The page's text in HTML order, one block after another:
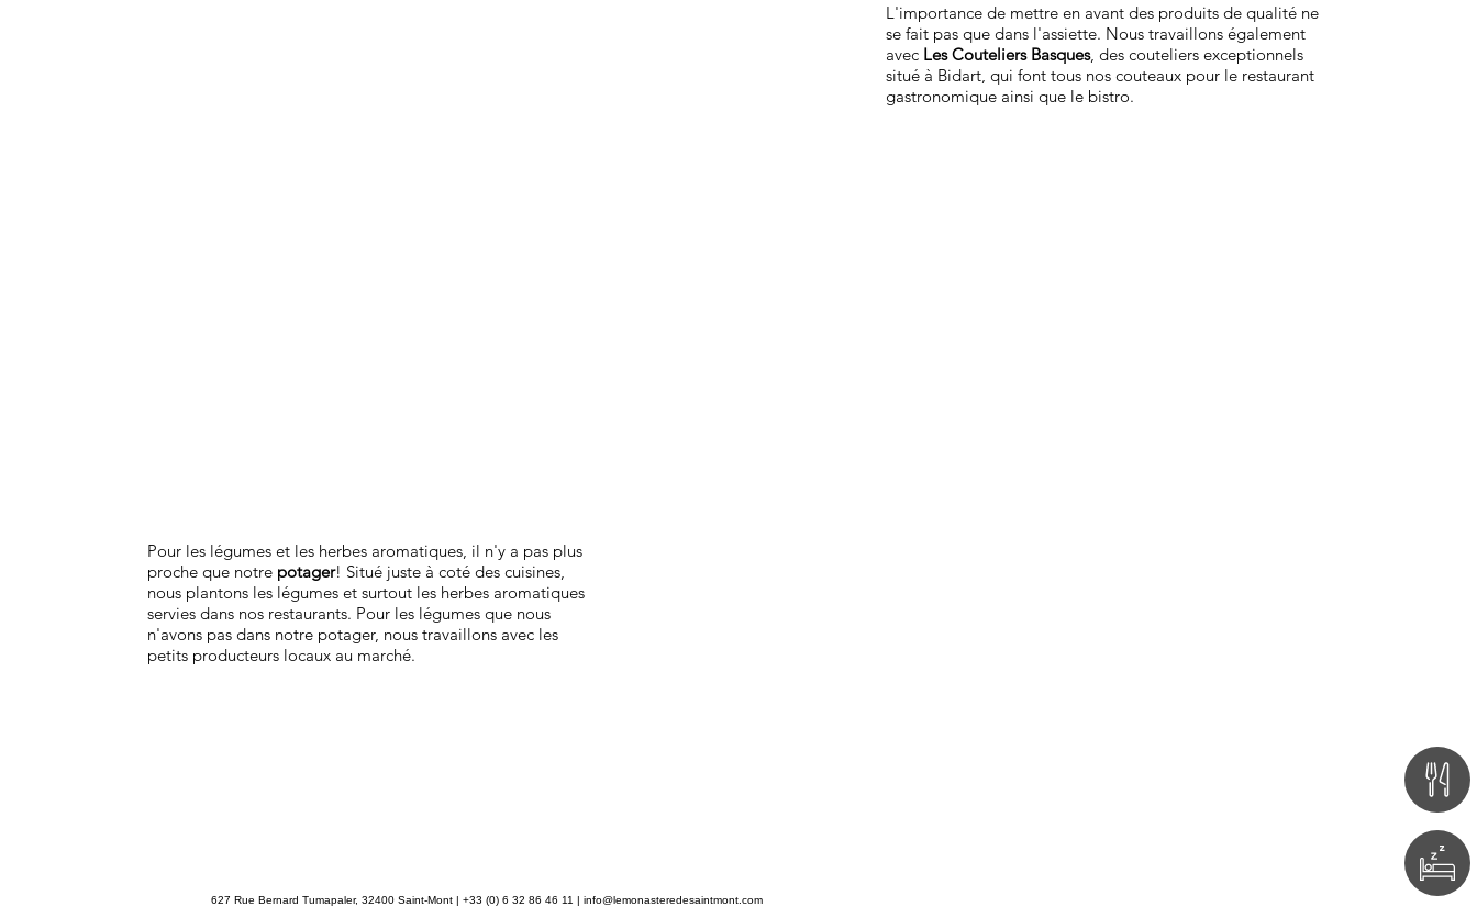
L'importance de mettre en avant des produits de qualité ne
se fait pas que dans l'assiette. Nous travaillons également
avec Les Couteliers Basques, des couteliers exceptionnels
situé à Bidart, qui font tous nos couteaux pour le restaurant
gastronomique ainsi que le bistro.
Pour les légumes et les herbes aromatiques, il n'y a pas plus
proche que notre potager! Situé juste à coté des cuisines,
nous plantons les légumes et surtout les herbes aromatiques
servies dans nos restaurants. Pour les légumes que nous
n'avons pas dans notre potager, nous travaillons avec les
petits producteurs locaux au marché.
627 Rue Bernard Tumapaler, 32400 Saint-Mont | +33 (0) 6 32 86 46 11 |info@lemonasteredesaintmont.com